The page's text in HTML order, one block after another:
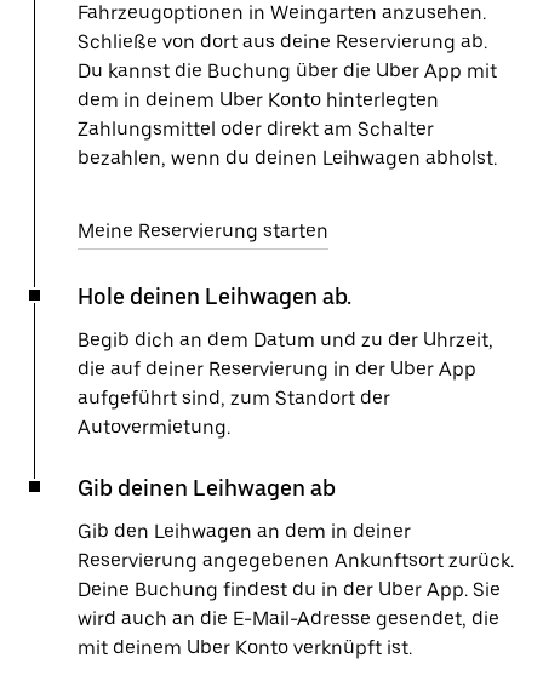
Fahrzeugoptionen in Weingarten anzusehen.
Schließe von dort aus deine Reservierung ab.
Du kannst die Buchung über die Uber App mit
dem in deinem Uber Konto hinterlegten
Zahlungsmittel oder direkt am Schalter
bezahlen, wenn du deinen Leihwagen abholst.
Meine Reservierung starten
Hole deinen Leihwagen ab.
Begib dich an dem Datum und zu der Uhrzeit,
die auf deiner Reservierung in der Uber App
aufgeführt sind, zum Standort der
Autovermietung.
Gib deinen Leihwagen ab
Gib den Leihwagen an dem in deiner
Reservierung angegebenen Ankunftsort zurück.
Deine Buchung findest du in der Uber App. Sie
wird auch an die E-Mail-Adresse gesendet, die
mit deinem Uber Konto verknüpft ist.